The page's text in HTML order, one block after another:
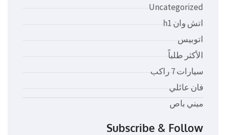
Uncategorized
اتش وان h1
اتوبيس
الأكثر طلباً
سيارات 7 راكب
فان عائلي
ميني باص
Subscribe & Follow